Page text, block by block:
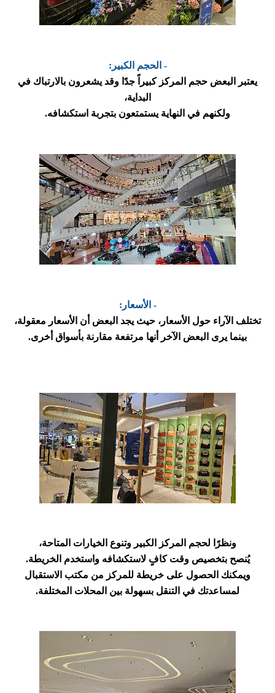
- الحجم الكبير:
يعتبر البعض حجم المركز كبيراً جدًا وقد يشعرون بالارتباك في
البداية،
ولكنهم في النهاية يستمتعون بتجربة استكشافه.
- الأسعار:
تختلف الآراء حول الأسعار، حيث يجد البعض أن الأسعار معقولة،
بينما يرى البعض الآخر أنها مرتفعة مقارنة بأسواق أخرى.
ونظرًا لحجم المركز الكبير وتنوع الخيارات المتاحة،
يُنصح بتخصيص وقت كافٍ لاستكشافهواستخدم الخريطة.
ويمكنك الحصول على خريطة للمركز من مكتب الاستقبال
لمساعدتك في التنقل بسهولة بين المحلات المختلفة.